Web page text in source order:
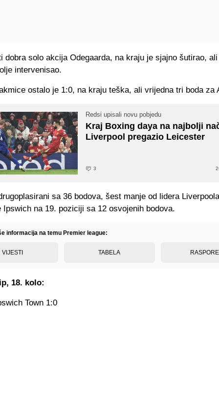
dobra solo akcija Odegaarda, na kraju je sjajno šutirao,
intervenisao.
ostalo je 1:0, na kraju teška, ali vrijedna tri boda za
Redsi upisali novu pobjedu
Kraj Boxing daya na najbolji
Liverpool pregazio Leicester
3
sa 36 bodova, šest manje od lidera
Ipswich na 19. poziciji sa 12 osvojenih bodova.
informacija na temu Premier league:
VIJESTI TABELA
18. kolo:
Town 1:0